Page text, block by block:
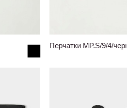
Перчатки MP.S/9/4/